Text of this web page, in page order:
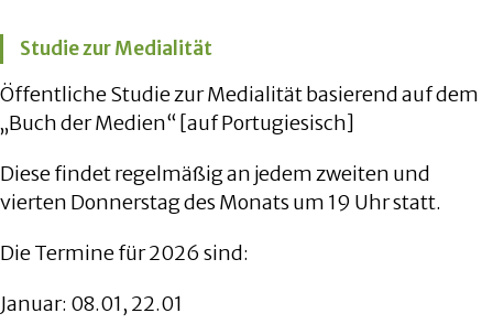
Studie zur Medialität
Öffentliche Studie zur Medialität basierend auf dem
„Buch der Medien“ [auf Portugiesisch]
Diese findet regelmäßig an jedem zweiten und
vierten Donnerstag des Monats um 19 Uhr statt.
Die Termine für 2026 sind:
Januar: 08.01, 22.01